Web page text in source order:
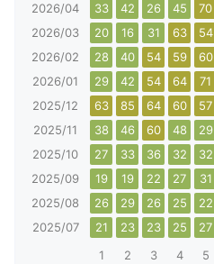
2026/04
33 42 26 45 70
2026/03
20 16 31 63 54
2026/02
28 40 54 59 60
2026/01
29 42 54 64 71
2025/12
63 85 64 60 57
2025/11
38 46 60 48 29
2025/10
27 33 36 32 32
2025/09
19 19 22 27 31
2025/08
26 29 26 25 22
2025/07
21 23 23 25 27
1
2 3 4 5